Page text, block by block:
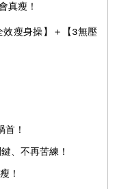
真瘦！
瘦身操】＋【3無壓
！
、不再苦練！
！